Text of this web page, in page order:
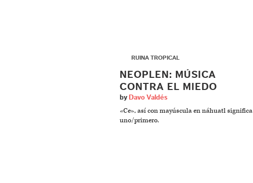
RUINA TROPICAL
NEOPLEN: MÚSICA
CONTRA EL MIEDO
by Davo Valdés
«Ce», así con mayúscula en náhuatl significa
uno/primero.